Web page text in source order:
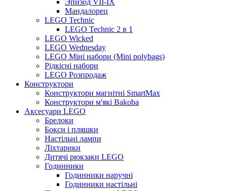
Эпизод VII-IX
Мандалорец
LEGO Technic
LEGO Technic 2 в 1
LEGO Wicked
LEGO Wednesday
LEGO Міні набори (Mini polybags)
Рідкісні набори
LEGO Розпродаж
Конструктори
Конструктори магнітні SmartMax
Конструктори м'які Bakoba
Аксесуари LEGO
Брелоки
Бокси і пляшки
Настільні лампи
Ліхтарики
Дитячі рюкзаки LEGO
Годинники
Годинники наручні
Годинники настільні